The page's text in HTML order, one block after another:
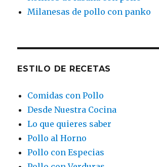
Milanesas de pollo con panko
ESTILO DE RECETAS
Comidas con Pollo
Desde Nuestra Cocina
Lo que quieres saber
Pollo al Horno
Pollo con Especias